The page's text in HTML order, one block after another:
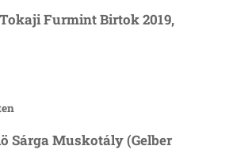
Furmint Birtok 2019,
Sárga Muskotály (Gelber